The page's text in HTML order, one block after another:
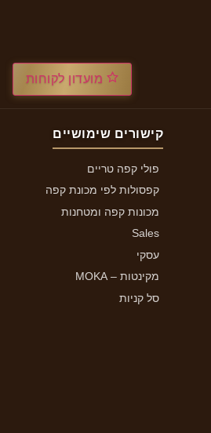
קישורים שימושיים
פולי קפה טריים
קפסולות לפי מכונת קפה
מכונות קפה ומטחנות
Sales
עסקי
מקינטות – MOKA
סל קניות